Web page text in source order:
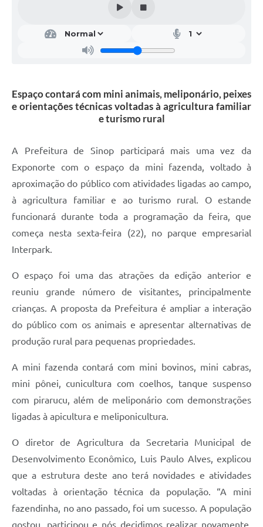
Espaço contará com mini animais, meliponário, peixes
e orientações técnicas voltadas à agricultura familiar
e turismo rural
A Prefeitura de Sinop participará mais uma vez da
Exponorte com o espaço da mini fazenda, voltado à
aproximação do público com atividades ligadas ao campo,
à agricultura familiar e ao turismo rural. O estande
funcionará durante toda a programação da feira, que
começa nesta sexta-feira (22), no parque empresarial
Interpark.
O espaço foi uma das atrações da edição anterior e
reuniu grande número de visitantes, principalmente
crianças. A proposta da Prefeitura é ampliar a interação
do público com os animais e apresentar alternativas de
produção rural para pequenas propriedades.
A mini fazenda contará com mini bovinos, mini cabras,
mini pônei, cunicultura com coelhos, tanque suspenso
com pirarucu, além de meliponário com demonstrações
ligadas à apicultura e meliponicultura.
O diretor de Agricultura da Secretaria Municipal de
Desenvolvimento Econômico, Luis Paulo Alves, explicou
que a estrutura deste ano terá novidades e atividades
voltadas à orientação técnica da população. “A mini
fazendinha, no ano passado, foi um sucesso. A população
gostou, participou e nós decidimos realizar novamente,